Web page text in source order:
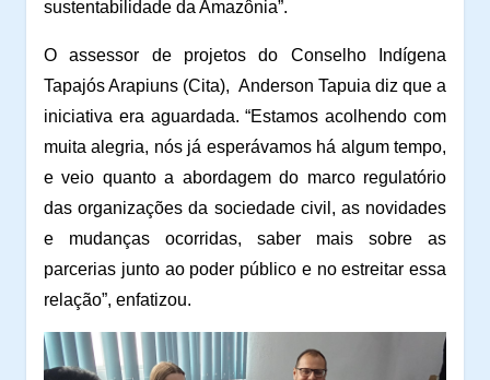
sustentabilidade da Amazônia”.
O assessor de projetos do Conselho Indígena
Tapajós Arapiuns (Cita), Anderson Tapuia diz que a
iniciativa era aguardada. “Estamos acolhendo com
muita alegria, nós já esperávamos há algum tempo,
e veio quanto a abordagem do marco regulatório
das organizações da sociedade civil, as novidades
e mudanças ocorridas, saber mais sobre as
parcerias junto ao poder público e no estreitar essa
relação”, enfatizou.